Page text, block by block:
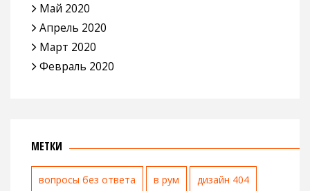
Май 2020
Апрель 2020
Март 2020
Февраль 2020
МЕТКИ
вопросы без ответа в рум дизайн 404